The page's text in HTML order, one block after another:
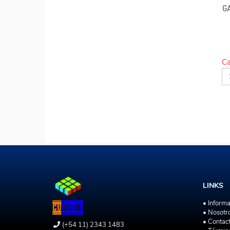
(+54 11) 2343 1483
LINKS
•
•
•